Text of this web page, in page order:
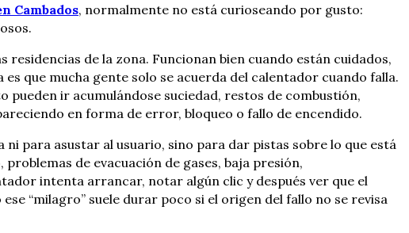
Cambados, normalmente no está curioseando por gusto:
residencias de la zona. Funcionan bien cuando están cuidados,
que mucha gente solo se acuerda del calentador cuando falla.
ir acumulándose suciedad, restos de combustión,
en forma de error, bloqueo o fallo de encendido.
para asustar al usuario, sino para dar pistas sobre lo que está
de evacuación de gases, baja presión,
intenta arrancar, notar algún clic y después ver que el
“milagro” suele durar poco si el origen del fallo no se revisa